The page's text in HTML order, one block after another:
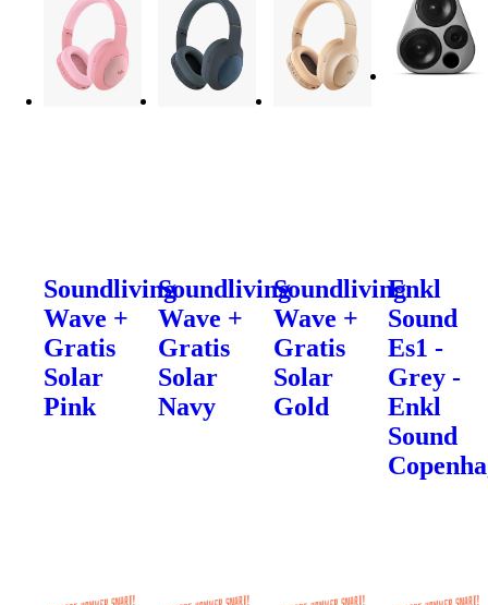
Soundliving
Wave +
Gratis
Solar
Pink
Soundliving
Wave +
Gratis
Solar
Navy
Soundliving
Wave +
Gratis
Solar
Gold
Enkl
Sound
Es1 -
Grey -
Enkl
Sound